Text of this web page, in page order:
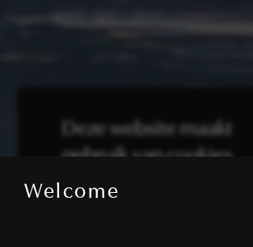
Welcome
Deze website maakt
gebruik van cookies.
We gebruiken cookies om inhoud